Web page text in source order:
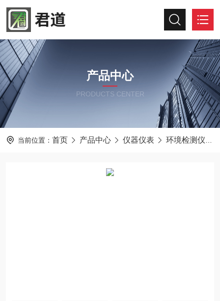
产品中心
PRODUCTS CENTER
当前位置： 首页 产品中心 仪器仪表 环境检测仪器